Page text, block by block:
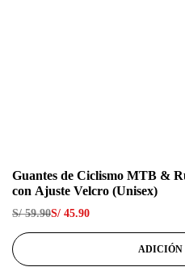
Guantes de Ciclismo MTB &
con Ajuste Velcro (Unisex)
S/59.90S/ 45.90
ADICIÓN